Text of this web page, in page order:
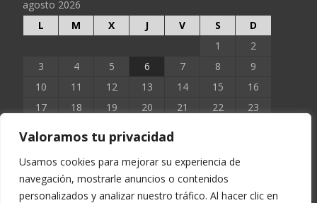
Valoramos tu privacidad
Usamos cookies para mejorar su experiencia de
navegación, mostrarle anuncios o contenidos
personalizados y analizar nuestro tráfico. Al hacer clic en
agosto 2026
L
M X J V S
D
1
2
3
4 5 6 7 8
9
10
11 12 13 14 15
16
17
18 19 20 21 22
23
« Jun